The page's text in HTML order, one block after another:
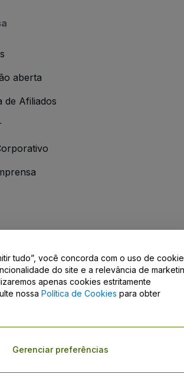
aberta
de Afiliados
Ajuda / Fale Conosco
aceitação dos
Termos e Condições
ePolítica de CookiesePolítica de
tudo”, você concorda com o uso de
do site e a relevância de
apenas cookies estritamente
nossa Política de Cookies para obter
Gerenciar preferências